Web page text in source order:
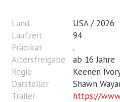
Land
USA / 2026
Laufzeit
94
Prädikat
.
Altersfreigabe
ab 16 Jahre
Regie
Keenen
Darsteller
Shawn
Trailer
https://